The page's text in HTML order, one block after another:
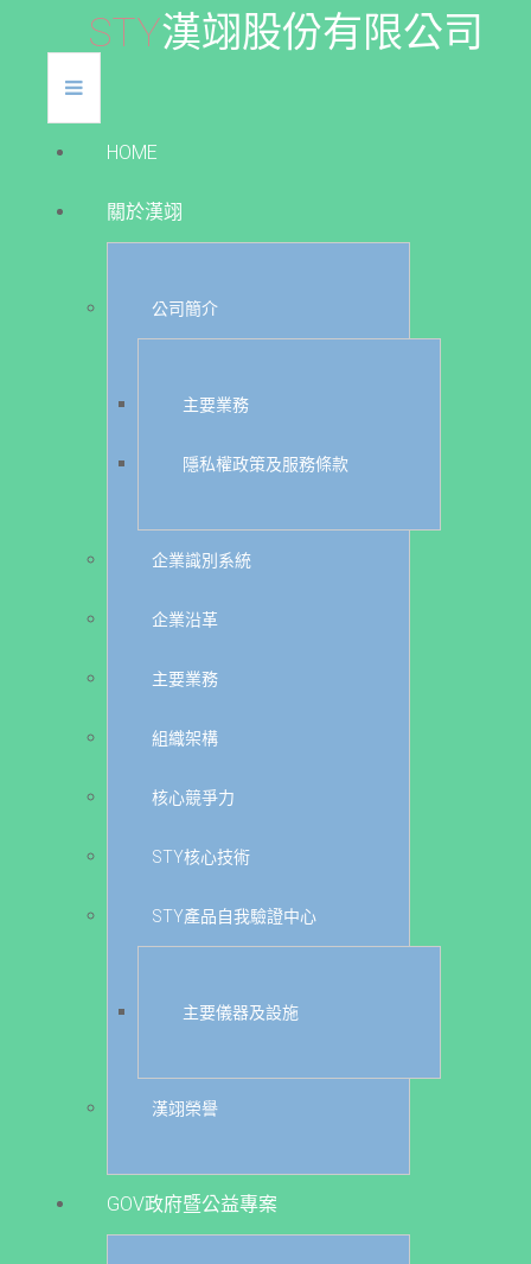
STY漢翊股份有限公司
HOME
關於漢翊
公司簡介
主要業務
隱私權政策及服務條款
企業識別系統
企業沿革
主要業務
組織架構
核心競爭力
STY核心技術
STY產品自我驗證中心
主要儀器及設施
漢翊榮譽
GOV政府暨公益專案